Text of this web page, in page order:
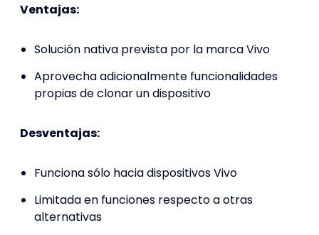
Ventajas:
Solución nativa prevista por la marca Vivo
Aprovecha adicionalmente funcionalidades
propias de clonar un dispositivo
Desventajas:
Funciona sólo hacia dispositivos Vivo
Limitada en funciones respecto a otras
alternativas